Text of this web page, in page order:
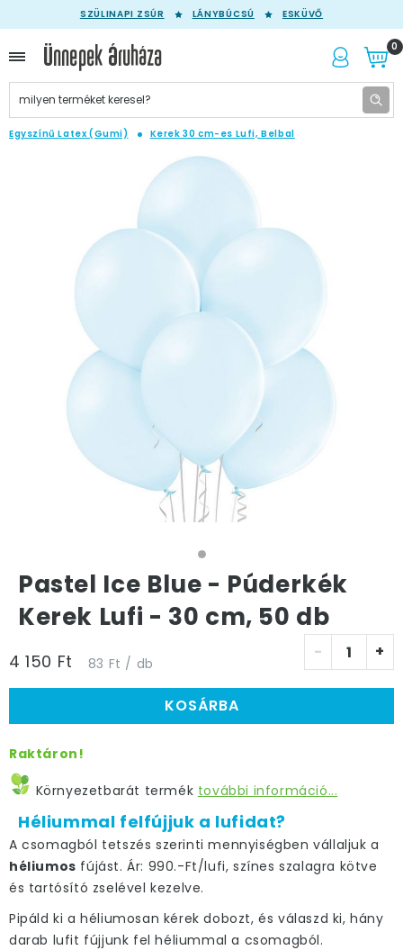
SZÜLINAPI ZSÚR LÁNYBÚCSÚ ESKÜVŐ
0
Egyszínű Latex (Gumi) Kerek 30 cm-es Lufi, Belbal
Pastel Ice Blue - Púderkék
Kerek Lufi - 30 cm, 50 db
4 150 Ft 83 Ft / db
- +
KOSÁRBA
Raktáron!
Környezetbarát termék további információ...
Héliummal felfújjuk a lufidat?
A csomagból tetszés szerinti mennyiségben vállaljuk a
héliumos fújást. Ár: 990.-Ft/lufi, színes szalagra kötve
és tartósító zselével kezelve.
Pipáld ki a héliumosan kérek dobozt, és válaszd ki, hány
darab lufit fújjunk fel héliummal a csomagból.